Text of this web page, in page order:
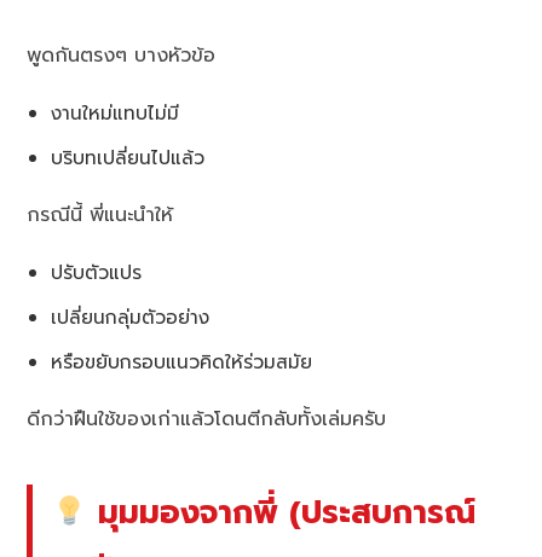
พูดกันตรงๆ บางหัวข้อ
งานใหม่แทบไม่มี
บริบทเปลี่ยนไปแล้ว
กรณีนี้ พี่แนะนำให้
ปรับตัวแปร
เปลี่ยนกลุ่มตัวอย่าง
หรือขยับกรอบแนวคิดให้ร่วมสมัย
ดีกว่าฝืนใช้ของเก่าแล้วโดนตีกลับทั้งเล่มครับ
มุมมองจากพี่ (ประสบการณ์